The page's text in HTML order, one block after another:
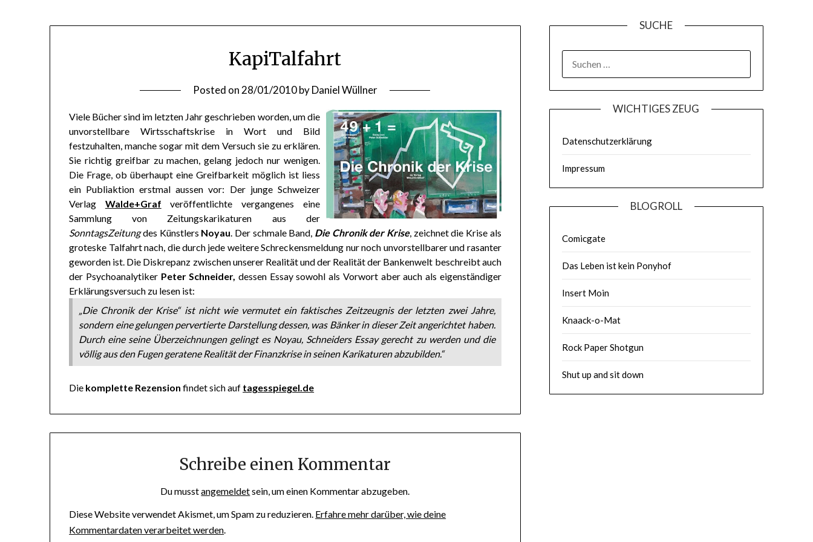
KapiTalfahrt
Posted on 28/01/2010byDaniel Wüllner
Viele Bücher sind im letzten Jahr geschrieben worden, um die
unvorstellbare Wirtsschaftskrise in Wort und Bild
festzuhalten, manche sogar mit dem Versuch sie zu erklären.
Sie richtig greifbar zu machen, gelang jedoch nur wenigen.
Die Frage, ob überhaupt eine Greifbarkeit möglich ist liess
ein Publiaktion erstmal aussen vor: Der junge Schweizer
Verlag Walde+Graf veröffentlichte vergangenes eine
Sammlung von Zeitungskarikaturen aus der
SonntagsZeitungdes Künstlers Noyau . Der schmale Band, Die Chronik der Krise, zeichnet die Krise als
groteske Talfahrt nach, die durch jede weitere Schreckensmeldung nur noch unvorstellbarer und rasanter
geworden ist. Die Diskrepanz zwischen unserer Realität und der Realität der Bankenwelt beschreibt auch
der Psychoanalytiker Peter Schneider, dessen Essay sowohl als Vorwort aber auch als eigenständiger
Erklärungsversuch zu lesen ist:
„Die Chronik der Krise“ ist nicht wie vermutet ein faktisches Zeitzeugnis der letzten zwei Jahre,
sondern eine gelungen pervertierte Darstellung dessen, was Bänker in dieser Zeit angerichtet haben.
Durch eine seine Überzeichnungen gelingt es Noyau, Schneiders Essay gerecht zu werden und die
völlig aus den Fugen geratene Realität der Finanzkrise in seinen Karikaturen abzubilden.“
Die komplette Rezension findet sich auf tagesspiegel.de
Schreibe einen Kommentar
Du musstangemeldetsein, um einen Kommentar abzugeben.
Diese Website verwendet Akismet, um Spam zu reduzieren. Erfahre mehr darüber, wie deine
Kommentardaten verarbeitet werden
SUCHE
WICHTIGES ZEUG
Datenschutzerklärung
Impressum
BLOGROLL
Comicgate
Das Leben ist kein Ponyhof
Insert Moin
Knaack-o-Mat
Rock Paper Shotgun
Shut up and sit down